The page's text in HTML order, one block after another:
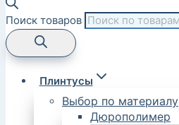
Поиск товаров
Плинтусы
Выбор по материалу
Дюрополимер